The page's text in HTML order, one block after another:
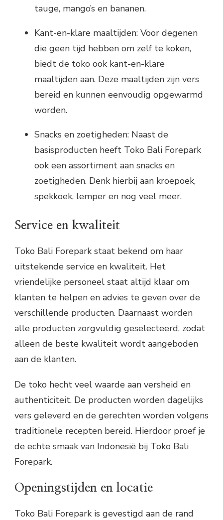
tauge, mango’s en bananen.
Kant-en-klare maaltijden: Voor degenen
die geen tijd hebben om zelf te koken,
biedt de toko ook kant-en-klare
maaltijden aan. Deze maaltijden zijn vers
bereid en kunnen eenvoudig opgewarmd
worden.
Snacks en zoetigheden: Naast de
basisproducten heeft Toko Bali Forepark
ook een assortiment aan snacks en
zoetigheden. Denk hierbij aan kroepoek,
spekkoek, lemper en nog veel meer.
Service en kwaliteit
Toko Bali Forepark staat bekend om haar
uitstekende service en kwaliteit. Het
vriendelijke personeel staat altijd klaar om
klanten te helpen en advies te geven over de
verschillende producten. Daarnaast worden
alle producten zorgvuldig geselecteerd, zodat
alleen de beste kwaliteit wordt aangeboden
aan de klanten.
De toko hecht veel waarde aan versheid en
authenticiteit. De producten worden dagelijks
vers geleverd en de gerechten worden volgens
traditionele recepten bereid. Hierdoor proef je
de echte smaak van Indonesië bij Toko Bali
Forepark.
Openingstijden en locatie
Toko Bali Forepark is gevestigd aan de rand